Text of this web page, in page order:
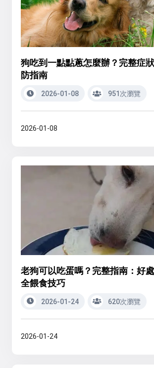
狗吃到一點點蔥怎麼辦？完整症
防指南
2026-01-08 951次瀏覽
2026-01-08
老狗可以吃蛋嗎？完整指南：好
全餵食技巧
2026-01-24 620次瀏覽
2026-01-24